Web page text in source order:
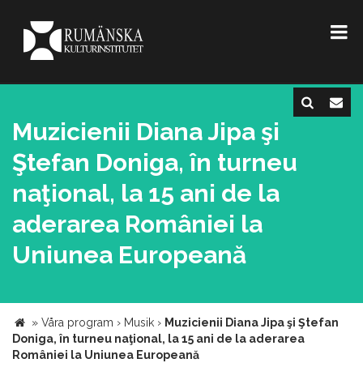
Muzicienii Diana Jipa şi
Ştefan Doniga, în turneu
naţional, la 15 ani de la
aderarea României la
Uniunea Europeană
» Våra program › Musik › Muzicienii Diana Jipa şi Ştefan
Doniga, în turneu naţional, la 15 ani de la aderarea
României la Uniunea Europeană